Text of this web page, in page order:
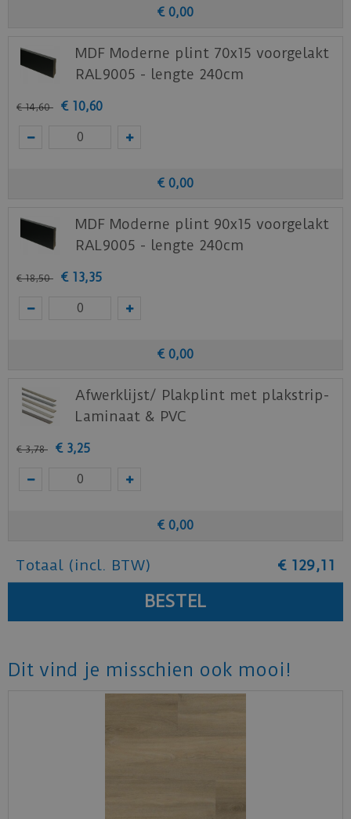
€ 0,00
MDF Moderne plint 70x15 voorgelakt
RAL9005 - lengte 240cm
€ 14,60 € 10,60
€ 0,00
MDF Moderne plint 90x15 voorgelakt
RAL9005 - lengte 240cm
€ 18,50 € 13,35
€ 0,00
Afwerklijst/ Plakplint met plakstrip-
Laminaat & PVC
€ 3,78 € 3,25
€ 0,00
Totaal (incl. BTW) € 129,11
Dit vind je misschien ook mooi!